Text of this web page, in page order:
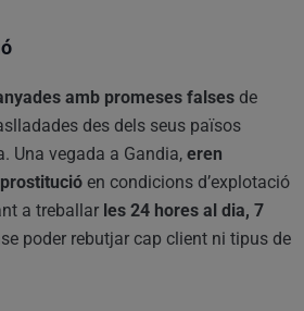
amb promeses falses de
des dels seus països
Una vegada a Gandia, eren
en condicions d’explotació
a treballar les 24 hores al dia, 7
poder rebutjar cap client ni tipus de